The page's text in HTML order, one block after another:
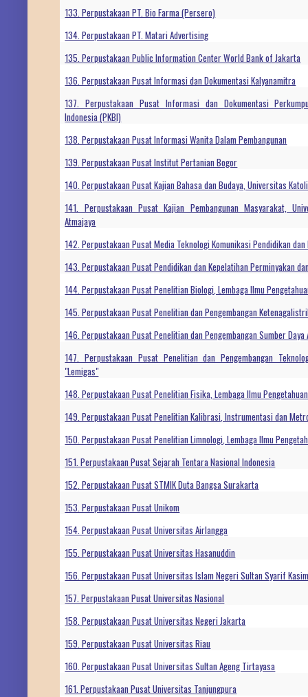
133. Perpustakaan PT. Bio Farma (Persero)
134. Perpustakaan PT. Matari Advertising
135. Perpustakaan Public Information Center World Bank of Jakarta
136. Perpustakaan Pusat Informasi dan Dokumentasi Kalyanamitra
137. Perpustakaan Pusat Informasi dan Dokumentasi
Indonesia (PKBI)
138. Perpustakaan Pusat Informasi Wanita Dalam Pembangunan
139. Perpustakaan Pusat Institut Pertanian Bogor
140. Perpustakaan Pusat Kajian Bahasa dan Budaya, Universitas
141. Perpustakaan Pusat Kajian Pembangunan Masyarakat,
Atmajaya
142. Perpustakaan Pusat Media Teknologi Komunikasi Pendidikan dan
143. Perpustakaan Pusat Pendidikan dan Kepelatihan Perminyakan
144. Perpustakaan Pusat Penelitian Biologi, Lembaga Ilmu
145. Perpustakaan Pusat Penelitian dan Pengembangan
146. Perpustakaan Pusat Penelitian dan Pengembangan Sumber Daya
147. Perpustakaan Pusat Penelitian dan Pengembangan
"Lemigas"
148. Perpustakaan Pusat Penelitian Fisika, Lembaga Ilmu
149. Perpustakaan Pusat Penelitian Kalibrasi, Instrumentasi dan
150. Perpustakaan Pusat Penelitian Limnologi, Lembaga Ilmu
151. Perpustakaan Pusat Sejarah Tentara Nasional Indonesia
152. Perpustakaan Pusat STMIK Duta Bangsa Surakarta
153. Perpustakaan Pusat Unikom
154. Perpustakaan Pusat Universitas Airlangga
155. Perpustakaan Pusat Universitas Hasanuddin
156. Perpustakaan Pusat Universitas Islam Negeri Sultan Syarif
157. Perpustakaan Pusat Universitas Nasional
158. Perpustakaan Pusat Universitas Negeri Jakarta
159. Perpustakaan Pusat Universitas Riau
160. Perpustakaan Pusat Universitas Sultan Ageng Tirtayasa
161. Perpustakaan Pusat Universitas Tanjungpura